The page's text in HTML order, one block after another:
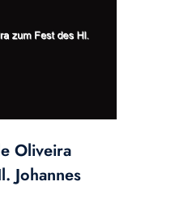
Oliveira
Johannes